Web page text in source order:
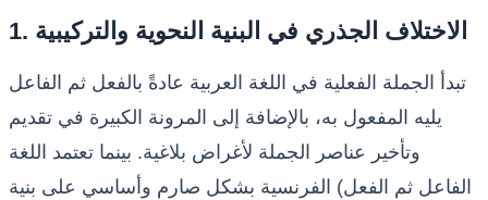
1. الاختلاف الجذري في البنية النحوية والتركيبية
تبدأ الجملة الفعلية في اللغة العربية عادةً بالفعل ثم الفاعل
يليه المفعول به، بالإضافة إلى المرونة الكبيرة في تقديم
وتأخير عناصر الجملة لأغراض بلاغية. بينما تعتمد اللغة
الفرنسية بشكل صارم وأساسي على بنية (الفاعل ثم الفعل